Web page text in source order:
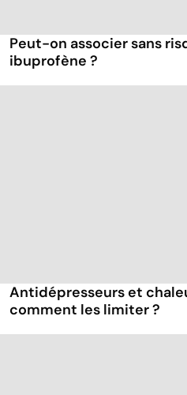
Peut-on associer sans
ibuprofène ?
Antidépresseurs et
comment les limiter ?